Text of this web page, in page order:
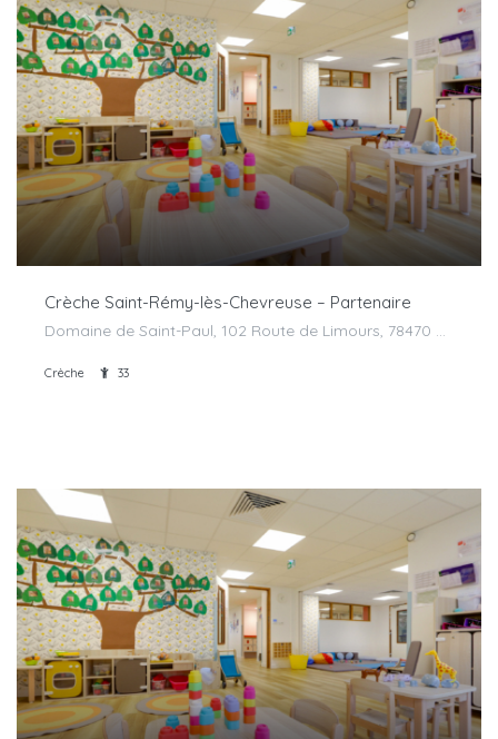
Crèche Saint-Rémy-lès-Chevreuse – Partenaire
Domaine de Saint-Paul, 102 Route de Limours, 78470 Saint-Rémy-lès-Chevreuse, France
Crèche 33